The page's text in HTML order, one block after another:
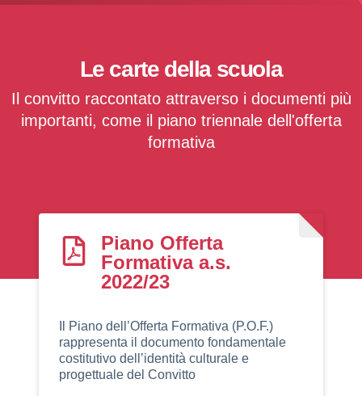
Le carte della scuola
Il convitto raccontato attraverso i documenti più
importanti, come il piano triennale dell'offerta
formativa
Piano Offerta
Formativa a.s.
2022/23
Il Piano dell’Offerta Formativa (P.O.F.)
rappresenta il documento fondamentale
costitutivo dell’identità culturale e
progettuale del Convitto